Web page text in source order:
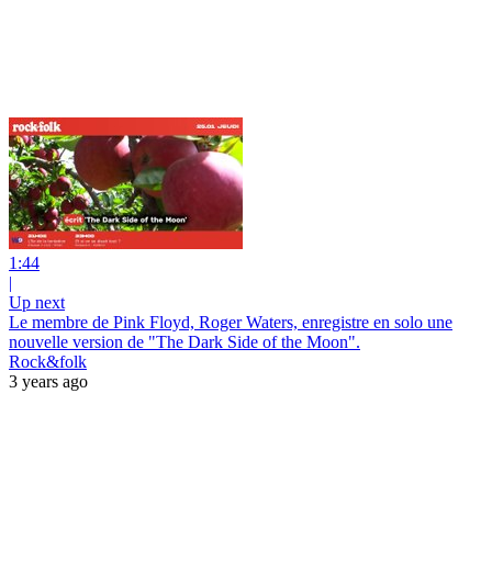
1:44
|
Up next
Le membre de Pink Floyd, Roger Waters, enregistre en solo une
nouvelle version de "The Dark Side of the Moon".
Rock&folk
3 years ago